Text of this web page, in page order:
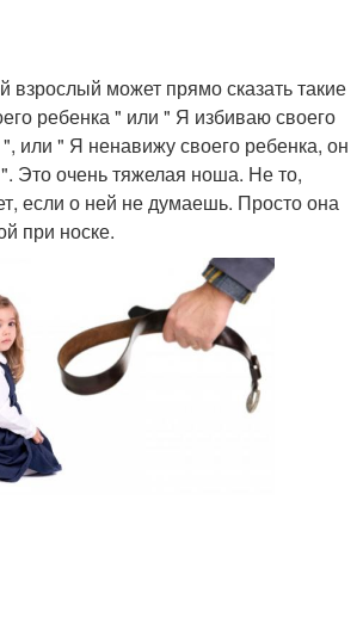
взрослый может прямо сказать такие
ребенка " или " Я избиваю своего
или " Я ненавижу своего ребенка, он
Это очень тяжелая ноша. Не то,
если о ней не думаешь. Просто она
при носке.